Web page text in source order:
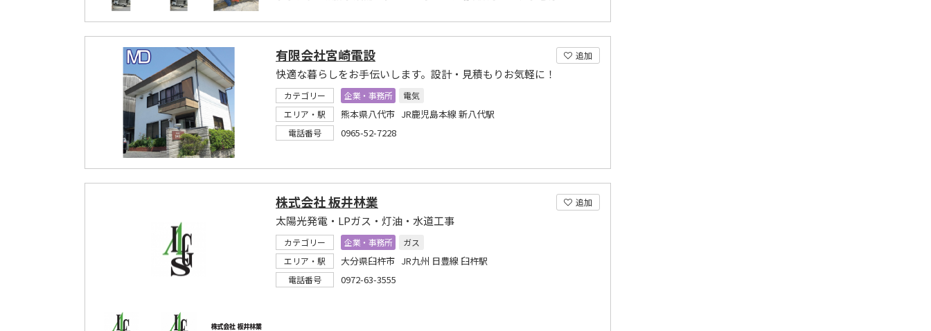
追加
有限会社宮崎電設
快適な暮らしをお手伝いします。設計・見積もりお気軽に！
カテゴリー 企業・事務所
電気
エリア・駅
熊本県八代市 JR鹿児島本線 新八代駅
電話番号 0965-52-7228
追加
株式会社 板井林業
太陽光発電・LPガス・灯油・水道工事
カテゴリー 企業・事務所
ガス
エリア・駅
大分県臼杵市 JR九州 日豊線 臼杵駅
電話番号 0972-63-3555